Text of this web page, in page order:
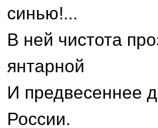
синью!...
В ней чистота
янтарной
И предвесеннее
России.